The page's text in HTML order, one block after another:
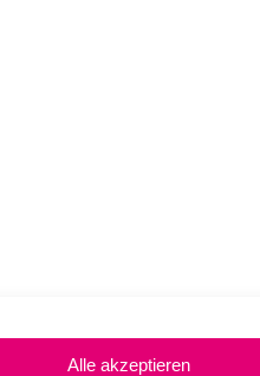
Alle akzeptieren